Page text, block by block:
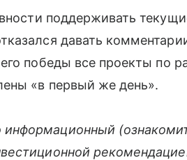
поддерживать
давать
победы все проекты по
«в первый же день».
информационный